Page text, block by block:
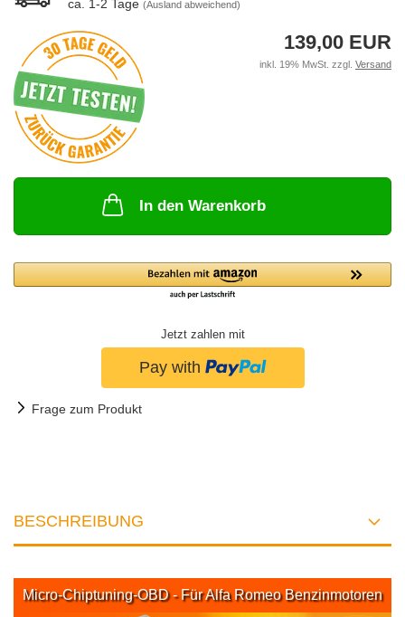
ca. 1-2 Tage (Ausland abweichend)
139,00 EUR
inkl. 19% MwSt. zzgl. Versand
In den Warenkorb
Jetzt zahlen mit
Frage zum Produkt
BESCHREIBUNG
Micro-Chiptuning-OBD - Für Alfa Romeo Benzinmotoren